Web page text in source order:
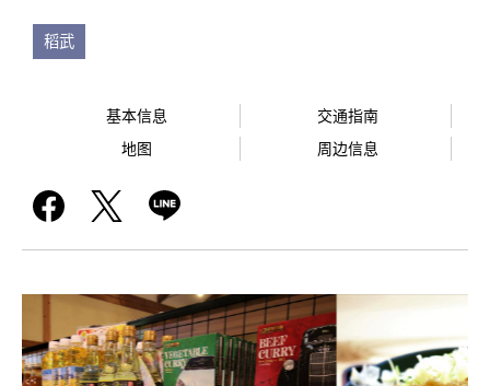
稻武
基本信息
交通指南
地图
周边信息